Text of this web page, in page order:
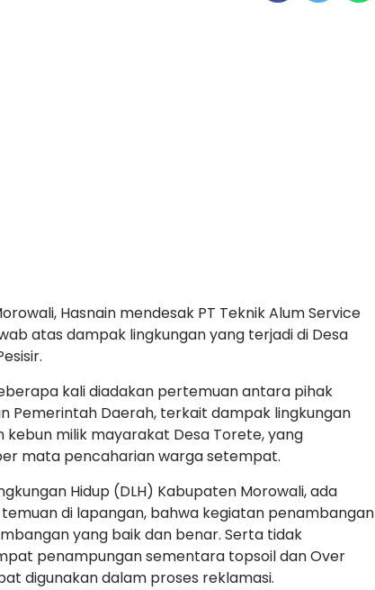
Hasnain mendesak PT Teknik Alum Service
atas dampak lingkungan yang terjadi di Desa
kali diadakan pertemuan antara pihak
Pemerintah Daerah, terkait dampak lingkungan
kebun milik mayarakat Desa Torete, yang
mata pencaharian warga setempat.
Hidup (DLH) Kabupaten Morowali, ada
di lapangan, bahwa kegiatan penambangan
yang baik dan benar. Serta tidak
penampungan sementara topsoil dan Over
digunakan dalam proses reklamasi.